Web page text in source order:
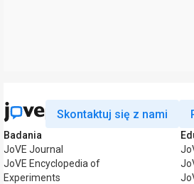
Skontaktuj się z nami
Badania
JoVE Journal
JoVE Encyclopedia of
Experiments